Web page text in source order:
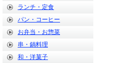
ランチ・定食
パン・コーヒー
お弁当・お惣菜
串・鍋料理
和・洋菓子